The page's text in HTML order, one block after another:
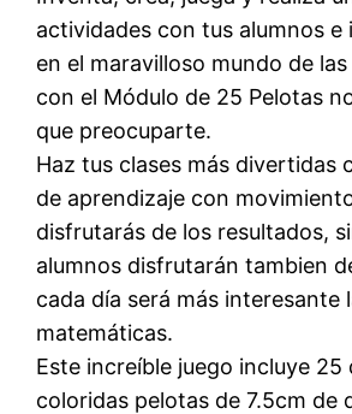
actividades con tus alumnos e
en el maravilloso mundo de
con el Módulo de 25 Pelotas
que preocuparte.
Haz tus clases más divertidas
de aprendizaje con
disfrutarás de los resultados,
alumnos disfrutarán tambien
cada día será más interesante
matemáticas.
Este increíble juego incluye
coloridas pelotas de 7.5cm de